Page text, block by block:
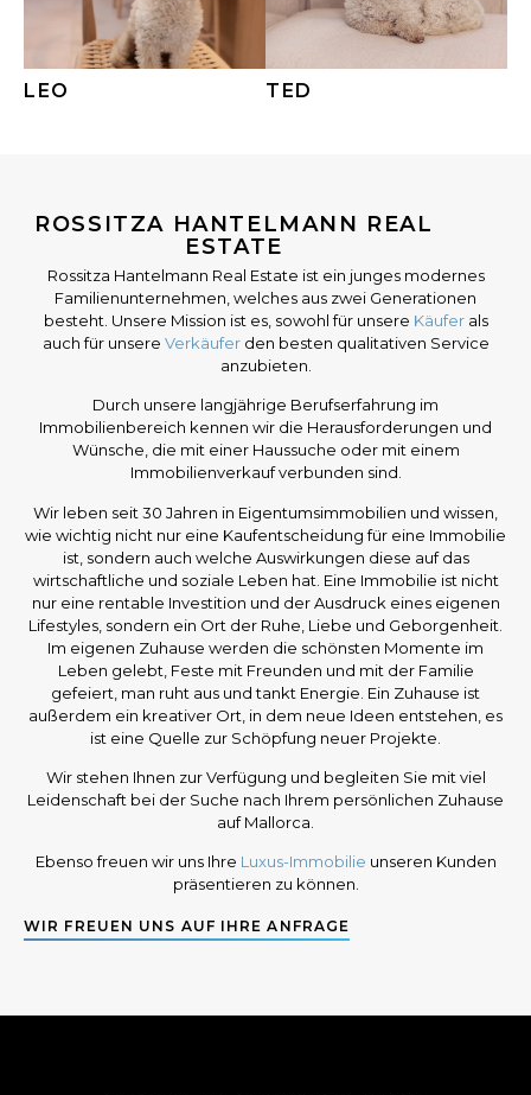
LEO TED
ROSSITZA HANTELMANN REAL
ESTATE
Rossitza Hantelmann Real Estate ist ein junges modernes
Familienunternehmen, welches aus zwei Generationen
besteht. Unsere Mission ist es, sowohl für unsere Käuferals
auch für unsere Verkäuferden besten qualitativen Service
anzubieten.
Durch unsere langjährige Berufserfahrung im
Immobilienbereich kennen wir die Herausforderungen und
Wünsche, die mit einer Haussuche oder mit einem
Immobilienverkauf verbunden sind.
Wir leben seit 30 Jahren in Eigentumsimmobilien und wissen,
wie wichtig nicht nur eine Kaufentscheidung für eine Immobilie
ist, sondern auch welche Auswirkungen diese auf das
wirtschaftliche und soziale Leben hat. Eine Immobilie ist nicht
nur eine rentable Investition und der Ausdruck eines eigenen
Lifestyles, sondern ein Ort der Ruhe, Liebe und Geborgenheit.
Im eigenen Zuhause werden die schönsten Momente im
Leben gelebt, Feste mit Freunden und mit der Familie
gefeiert, man ruht aus und tankt Energie. Ein Zuhause ist
außerdem ein kreativer Ort, in dem neue Ideen entstehen, es
ist eine Quelle zur Schöpfung neuer Projekte.
Wir stehen Ihnen zur Verfügung und begleiten Sie mit viel
Leidenschaft bei der Suche nach Ihrem persönlichen Zuhause
auf Mallorca.
Ebenso freuen wir uns Ihre Luxus-Immobilie unseren Kunden
präsentieren zu können.
WIR FREUEN UNS AUF IHRE ANFRAGE